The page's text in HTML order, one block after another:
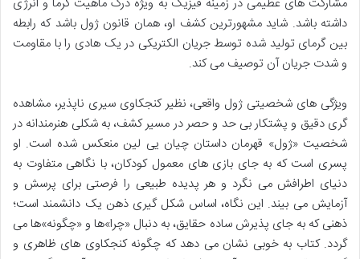
داشته باشد. شاید مشهورترین کشف او، همان قانون ژول باشد که رابطه
بین گرمای تولید شده توسط جریان الکتریکی در یک هادی را با مقاومت
و شدت جریان آن توصیف می کند.
ویژگی های شخصیتی ژول واقعی، نظیر کنجکاوی سیری ناپذیر، مشاهده
گری دقیق و پشتکار بی حد و حصر در مسیر کشف، به شکلی هنرمندانه در
شخصیت «ژول» قهرمان داستان چیان یی لین منعکس شده است. او
پسری است که به جای بازی های معمول کودکان، با نگاهی متفاوت به
دنیای اطرافش می نگرد و هر پدیده طبیعی را فرصتی برای پرسش و
آزمایش می بیند. این نگاه، اساس شکل گیری ذهن یک دانشمند است؛
ذهنی که به جای پذیرش ساده حقایق، به دنبال «چرا»ها و «چگونه»ها می
گردد. کتاب به خوبی نشان می دهد که چگونه کنجکاوی های ظاهری و